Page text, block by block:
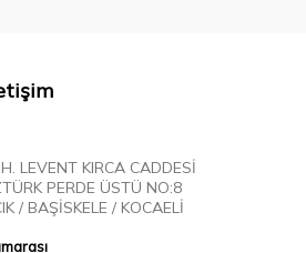
LEVENT KIRCA CADDESİ
PERDE ÜSTÜ NO:8
/ BAŞİSKELE / KOCAELİ